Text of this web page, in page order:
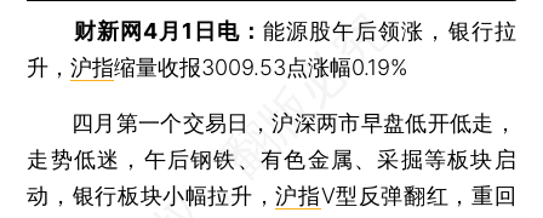
财新网4月1日电：能源股午后领涨，银行拉
升，沪指缩量收报3009.53点涨幅0.19%
四月第一个交易日，沪深两市早盘低开低走，
走势低迷，午后钢铁、有色金属、采掘等板块启
动，银行板块小幅拉升，沪指V型反弹翻红，重回